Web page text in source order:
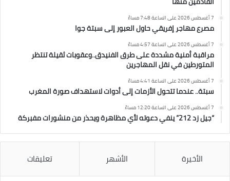
7 أغسطس 2026 على الساعة 7:48 مساءً
مصرع مهاجر إفريقي حاول العبور إلى سبتة جوا
7 أغسطس 2026 على الساعة 4:57 مساءً
مراقبة أمنية مشددة على طرق الفنيدق..وعقوبات ثقيلة تنتظر
المتورطين في نقل المهاجرين
7 أغسطس 2026 على الساعة 4:41 مساءً
سبتة.. عندما تتحول الأزمات إلى أدوات لاستهداف صورة المغرب
7 أغسطس 2026 على الساعة 12:20 مساءً
“جيل زد 212” ينفي دعوته لأي مظاهرة ويحذر من منشورات مفبركة
الأخيرة الأشهر تعليقات